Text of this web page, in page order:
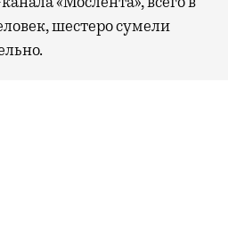
шестеро сумели